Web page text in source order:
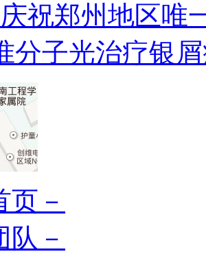
祝郑州地区唯
分子光治疗银
页－
队－